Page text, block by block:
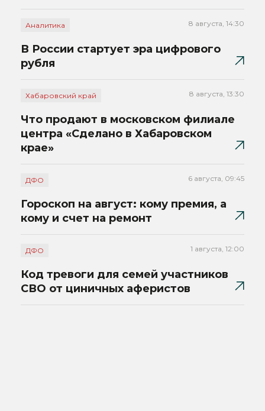
Аналитика 8 августа, 14:30
В России стартует эра цифрового
рубля
Хабаровский край 8 августа, 13:30
Что продают в московском филиале
центра «Сделано в Хабаровском
крае»
ДФО 6 августа, 09:45
Гороскоп на август: кому премия, а
кому и счет на ремонт
ДФО 1 августа, 12:00
Код тревоги для семей участников
СВО от циничных аферистов